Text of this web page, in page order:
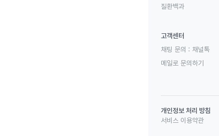
질환백과
고객센터
채팅 문의 : 채널톡
메일로 문의하기
개인정보 처리 방침
서비스 이용약관